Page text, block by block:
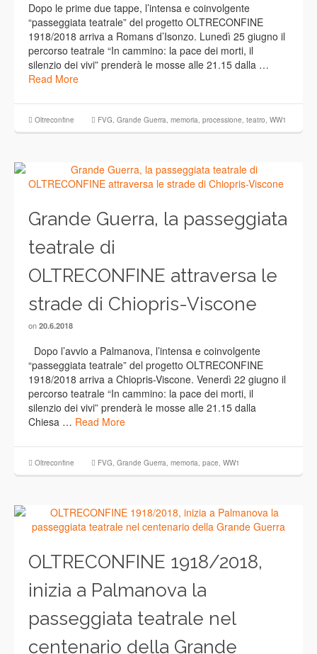
Dopo le prime due tappe, l’intensa e coinvolgente
“passeggiata teatrale” del progetto OLTRECONFINE
1918/2018 arriva a Romans d’Isonzo. Lunedì 25 giugno il
percorso teatrale “In cammino: la pace dei morti, il
silenzio dei vivi” prenderà le mosse alle 21.15 dalla …
Read More
Oltreconfine FVG, Grande Guerra, memoria, processione, teatro, WW1
Grande Guerra, la passeggiata
teatrale di
OLTRECONFINE attraversa le
strade di Chiopris-Viscone
on 20.6.2018
Dopo l’avvio a Palmanova, l’intensa e coinvolgente
“passeggiata teatrale” del progetto OLTRECONFINE
1918/2018 arriva a Chiopris-Viscone. Venerdì 22 giugno il
percorso teatrale “In cammino: la pace dei morti, il
silenzio dei vivi” prenderà le mosse alle 21.15 dalla
Chiesa … Read More
Oltreconfine FVG, Grande Guerra, memoria, pace, WW1
OLTRECONFINE 1918/2018,
inizia a Palmanova la
passeggiata teatrale nel
centenario della Grande